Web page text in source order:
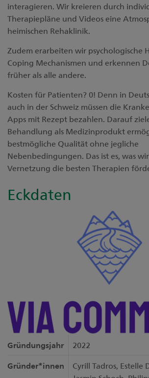
interagieren. Wir kreieren durch
Therapiepläne und Videos eine
heimischen Rehaklinik.
Zudem erarbeiten wir psychologische
Coping Mechanismen und erkennen
früher als alle andere.
Kosten für Patienten? 0! Denn in
auch in der Schweiz müssen die
Apps mit Rezept bezahlen. Darauf
Behandlung als Medizinprodukt
bestmögliche Qualität ohne jegliche
Nebenbedingungen. Das ist es, was
Vernetzung die besten Therapien
Eckdaten
Gründungsjahr
2022
Gründer*innen
Cyrill Tadros, Estelle